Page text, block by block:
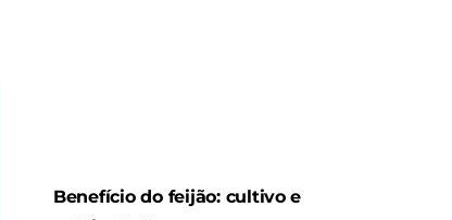
Benefício do feijão: cultivo e